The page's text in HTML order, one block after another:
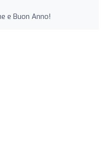
e Buon Anno!